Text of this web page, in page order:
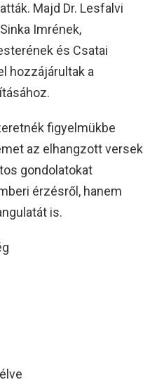
Majd Dr. Lesfalvi
Imrének,
és Csatai
hozzájárultak a
figyelmükbe
az elhangzott versek
gondolatokat
érzésről, hanem
is.